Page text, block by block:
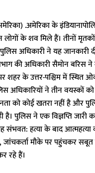
.अमेरिका के
लोगों के शव मिले हैं। तीनों
अधिकारी ने यह जानकारी
की अधिकारी सैमोन बरिस ने
शहर के उत्तर-पश्चिम में
अधिकारियों ने तीन वयस्कों को
को कोई खतरा नहीं है और
है। पुलिस ने एक विज्ञप्ति
संभवत: हत्या के बाद आत्महत्या
मौके पर पहुंचकर
रहे हैं।